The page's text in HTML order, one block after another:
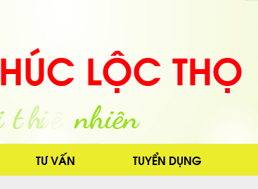
LỘC THỌ
TƯ VẤN TUYỂN DỤNG